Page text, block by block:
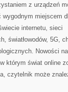
z urządzeń
wygodnym miejscem
internetu, sieci
światłowodów, 5G,
Nowości
którym świat online
czytelnik może